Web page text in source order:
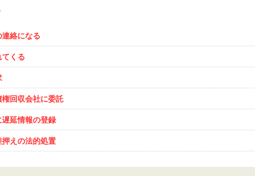
絡になる
くる
回収会社に委託
延情報の登録
えの法的処置